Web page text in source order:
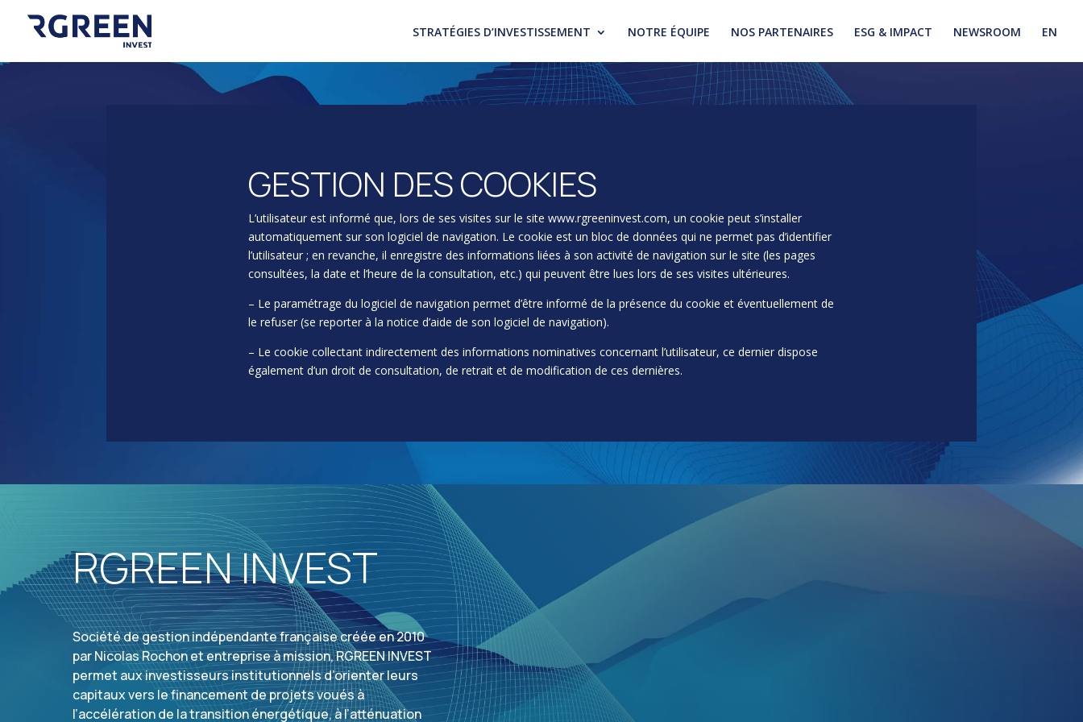
STRATÉGIES D’INVESTISSEMENT NOTRE ÉQUIPE NOS PARTENAIRES ESG & IMPACT NEWSROOM EN
GESTION DES COOKIES
L’utilisateur est informé que, lors de ses visites sur le site www.rgreeninvest.com, un cookie peut s’installer
automatiquement sur son logiciel de navigation. Le cookie est un bloc de données qui ne permet pas d’identifier
l’utilisateur ; en revanche, il enregistre des informations liées à son activité de navigation sur le site (les pages
consultées, la date et l’heure de la consultation, etc.) qui peuvent être lues lors de ses visites ultérieures.
– Le paramétrage du logiciel de navigation permet d’être informé de la présence du cookie et éventuellement de
le refuser (se reporter à la notice d’aide de son logiciel de navigation).
– Le cookie collectant indirectement des informations nominatives concernant l’utilisateur, ce dernier dispose
également d’un droit de consultation, de retrait et de modification de ces dernières.
RGREEN INVEST
Société de gestion indépendante française créée en 2010
par Nicolas Rochon et entreprise à mission, RGREEN INVEST
permet aux investisseurs institutionnels d’orienter leurs
capitaux vers le financement de projets voués à
l’accélération de la transition énergétique, à l’atténuation